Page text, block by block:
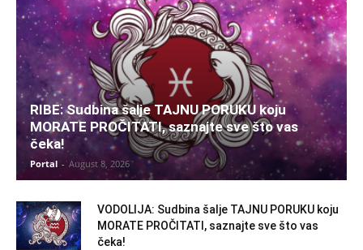
RIBE: Sudbina šalje TAJNU PORUKU koju
MORATE PROČITATI, saznajte sve što vas
čeka!
Portal - August 8, 2026
VODOLIJA: Sudbina šalje TAJNU PORUKU koju
MORATE PROČITATI, saznajte sve što vas
čeka!